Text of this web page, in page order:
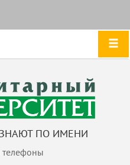
ЗНАЮТ ПО ИМЕНИ
телефоны